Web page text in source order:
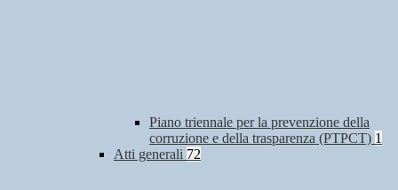
Piano triennale per la prevenzione della
corruzione e della trasparenza (PTPCT) 1
Atti generali 72